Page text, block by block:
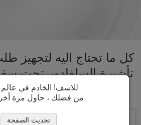
كل ما تحتاج اليه لتجهيز
تأشيرة السلفادور تحت
عملية الحصول على
للاسف! الخادم في عالم
من فضلك ، حاول مرة
تحديث الصفحة